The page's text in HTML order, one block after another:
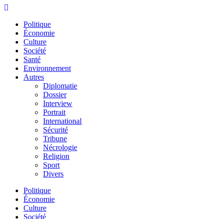
Politique
Économie
Culture
Société
Santé
Environnement
Autres
Diplomatie
Dossier
Interview
Portrait
International
Sécurité
Tribune
Nécrologie
Religion
Sport
Divers
Menu
Politique
Économie
Culture
Société